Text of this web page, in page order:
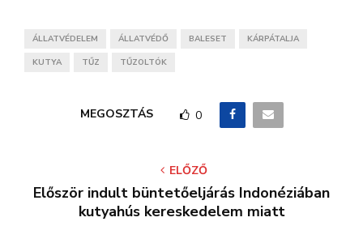
ÁLLATVÉDELEM ÁLLATVÉDŐ BALESET KÁRPÁTALJA
KUTYA TŰZ TŰZOLTÓK
MEGOSZTÁS 0
ELŐZŐ
Először indult büntetőeljárás Indonéziában
kutyahús kereskedelem miatt